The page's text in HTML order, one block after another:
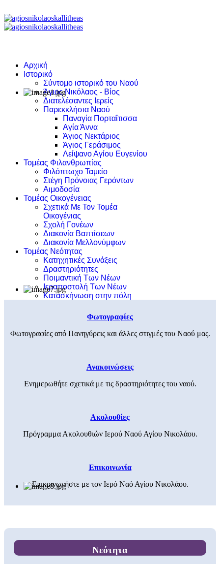
Αρχική
Ιστορικό
Σύντομο ιστορικό του Ναού
Άγιος Νικόλαος - Βίος
Διατελέσαντες Ιερείς
Παρεκκλήσια Ναού
Παναγία Πορταΐτισσα
Αγία Άννα
Άγιος Νεκτάριος
Άγιος Γεράσιμος
Λείψανο Αγίου Ευγενίου
Τομέας Φιλανθρωπίας
Φιλόπτωχο Ταμείο
Στέγη Πρόνοιας Γερόντων
Αιμοδοσία
Τομέας Οικογένειας
Σχετικά Με Τον Τομέα
Οικογένιας
Σχολή Γονέων
Διακονία Βαπτίσεων
Διακονία Μελλονύμφων
Τομέας Νεότητας
Κατηχητικές Συνάξεις
Δραστηριότητες
Ποιμαντική Των Νέων
Ιεραποστολή Των Νέων
Κατασκήνωση στην πόλη
Φωτογραφίες
Φωτογραφίες από Πανηγύρεις και άλλες στιγμές του Ναού μας.
Ανακοινώσεις
Ενημερωθήτε σχετικά με τις δραστηριότητες του ναού.
Ακολουθίες
Πρόγραμμα Ακολουθιών Ιερού Ναού Αγίου Νικολάου.
Επικοινωνία
Επικοινωνήστε με τον Ιερό Ναό Αγίου Νικολάου.
Νεότητα